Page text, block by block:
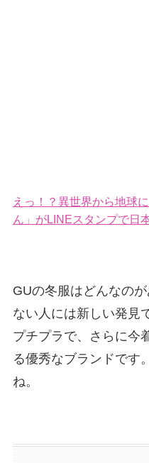
えっ！？異世界から地球
ん」がLINEスタンプで日
GUの冬服はどんなの
ない人には新しい発見
プチプラで、さらに今
る優秀なブランドです
ね。